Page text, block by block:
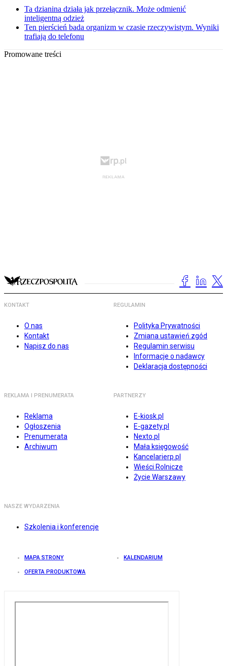
Ta dzianina działa jak przełącznik. Może odmienić
inteligentną odzież
Ten pierścień bada organizm w czasie rzeczywistym. Wyniki
trafiają do telefonu
Promowane treści
KONTAKT
O nas
Kontakt
Napisz do nas
REGULAMIN
Polityka Prywatności
Zmiana ustawień zgód
Regulamin serwisu
Informacje o nadawcy
Deklaracja dostępności
REKLAMA I PRENUMERATA
Reklama
Ogłoszenia
Prenumerata
Archiwum
PARTNERZY
E-kiosk.pl
E-gazety.pl
Nexto.pl
Mała księgowość
Kancelarierp.pl
Wieści Rolnicze
Życie Warszawy
NASZE WYDARZENIA
Szkolenia i konferencje
MAPA STRONY KALENDARIUM
OFERTA PRODUKTOWA